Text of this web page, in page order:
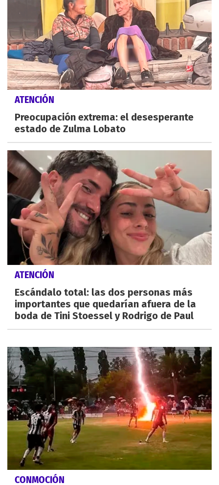
ATENCIÓN
Preocupación extrema: el desesperante
estado de Zulma Lobato
ATENCIÓN
Escándalo total: las dos personas más
importantes que quedarían afuera de la
boda de Tini Stoessel y Rodrigo de Paul
CONMOCIÓN